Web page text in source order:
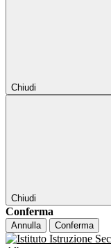
Chiudi
Chiudi
Conferma
Annulla Conferma